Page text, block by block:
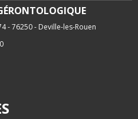
- 76250 - Deville-les-Rouen